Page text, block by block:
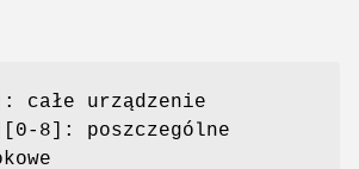
całe urządzenie
8]: poszczególne